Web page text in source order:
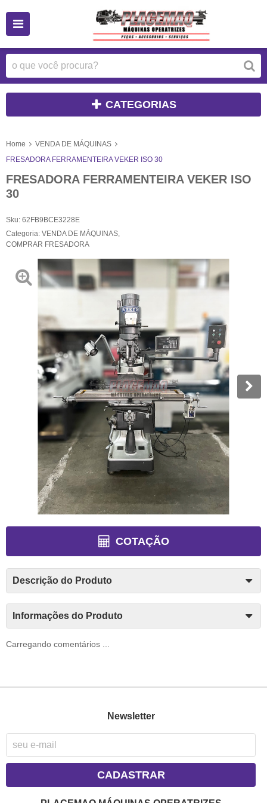
CATEGORIAS
Home
VENDA DE MÁQUINAS
FRESADORA FERRAMENTEIRA VEKER ISO 30
FRESADORA FERRAMENTEIRA VEKER ISO
30
Sku: 62FB9BCE3228E
Categoria: VENDA DE MÁQUINAS
COMPRAR FRESADORA
COTAÇÃO
Descrição do Produto
Informações do Produto
Carregando comentários ...
Newsletter
CADASTRAR